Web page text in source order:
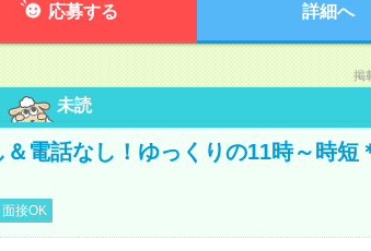
応募する 詳細へ
掲
未読
＆電話なし！ゆっくりの11時～時短
接OK